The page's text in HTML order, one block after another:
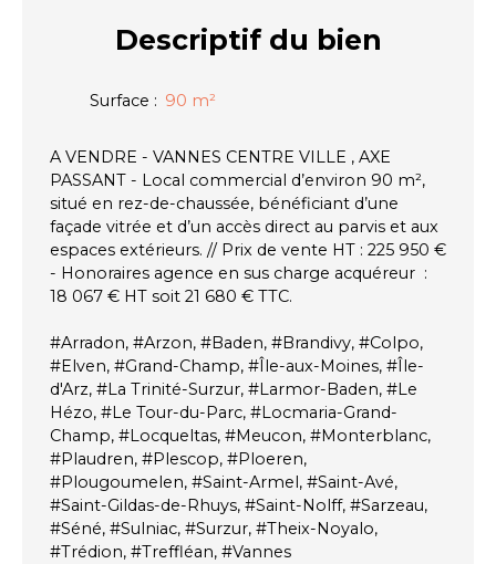
Descriptifdu bien
Surface : 90 m²
A VENDRE - VANNES CENTRE VILLE , AXE
PASSANT - Local commercial d’environ 90 m²,
situé en rez-de-chaussée, bénéficiant d’une
façade vitrée et d’un accès direct au parvis et aux
espaces extérieurs. // Prix de vente HT : 225 950 €
- Honoraires agence en sus charge acquéreur :
18 067 € HT soit 21 680 € TTC.
#Arradon, #Arzon, #Baden, #Brandivy, #Colpo,
#Elven, #Grand-Champ, #Île-aux-Moines, #Île-
d'Arz, #La Trinité-Surzur, #Larmor-Baden, #Le
Hézo, #Le Tour-du-Parc, #Locmaria-Grand-
Champ, #Locqueltas, #Meucon, #Monterblanc,
#Plaudren, #Plescop, #Ploeren,
#Plougoumelen, #Saint-Armel, #Saint-Avé,
#Saint-Gildas-de-Rhuys, #Saint-Nolff, #Sarzeau,
#Séné, #Sulniac, #Surzur, #Theix-Noyalo,
#Trédion, #Treffléan, #Vannes